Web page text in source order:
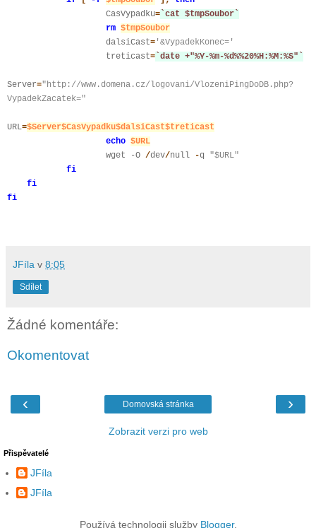
CasVypadku= `cat $tmpSoubor`
rm $tmpSoubor
dalsiCast= '&VypadekKonec='
treticast= `date +"%Y-%m-%d%%20%H:%M:%S"`
Server="http://www.domena.cz/logovani/VlozeniPingDoDB.php?
VypadekZacatek="
URL=$Server$CasVypadku$dalsiCast$treticast
echo $URL
wget -O /dev/null -q "$URL"
fi
fi
fi
JFíla v 8:05
Sdílet
Žádné komentáře:
Okomentovat
‹ ›
Domovská stránka
Zobrazit verzi pro web
Přispěvatelé
JFíla
JFíla
Používá technologii služby Blogger.